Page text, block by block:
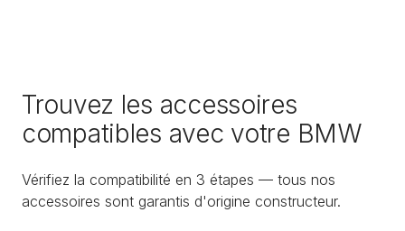
Trouvez les accessoires
compatibles avec votre BMW
Vérifiez la compatibilité en 3 étapes — tous nos
accessoires sont garantis d'origine constructeur.